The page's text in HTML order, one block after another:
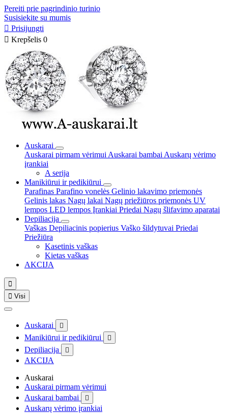
Pereiti prie pagrindinio turinio
Susisiekite su mumis
 Prisijungti
 Krepšelis 0
Auskarai
Auskarai pirmam vėrimui Auskarai bambai Auskarų vėrimo
įrankiai
A serija
Manikiūrui ir pedikiūrui
Parafinas Parafino vonelės Gelinio lakavimo priemonės
Gelinis lakas Nagų lakai Nagų priežiūros priemonės UV
lempos LED lempos Įrankiai Priedai Nagų šlifavimo aparatai
Depiliacija
Vaškas Depiliacinis popierius Vaško šildytuvai Priedai
Priežiūra
Kasetinis vaškas
Kietas vaškas
AKCIJA

 Visi
Auskarai 
Manikiūrui ir pedikiūrui 
Depiliacija 
AKCIJA
Auskarai
Auskarai pirmam vėrimui
Auskarai bambai

Auskarų vėrimo įrankiai